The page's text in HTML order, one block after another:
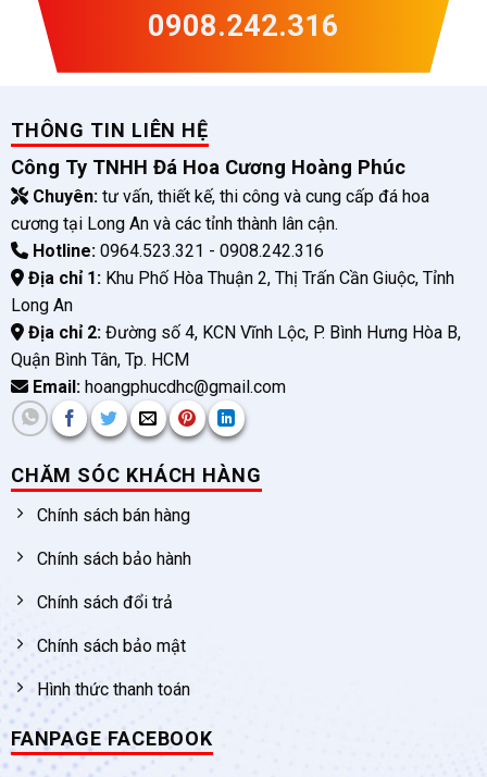
0908.242.316
THÔNG TIN LIÊN HỆ
Công Ty TNHH Đá Hoa Cương Hoàng Phúc
Chuyên:tư vấn, thiết kế, thi công và cung cấp đá hoa
cương tại Long An và các tỉnh thành lân cận.
Hotline:0964.523.321 - 0908.242.316
Địa chỉ 1:Khu Phố Hòa Thuận 2, Thị Trấn Cần Giuộc, Tỉnh
Long An
Địa chỉ 2:Đường số 4, KCN Vĩnh Lộc, P. Bình Hưng Hòa B,
Quận Bình Tân, Tp. HCM
Email:hoangphucdhc@gmail.com
CHĂM SÓC KHÁCH HÀNG
Chính sách bán hàng
Chính sách bảo hành
Chính sách đổi trả
Chính sách bảo mật
Hình thức thanh toán
FANPAGE FACEBOOK